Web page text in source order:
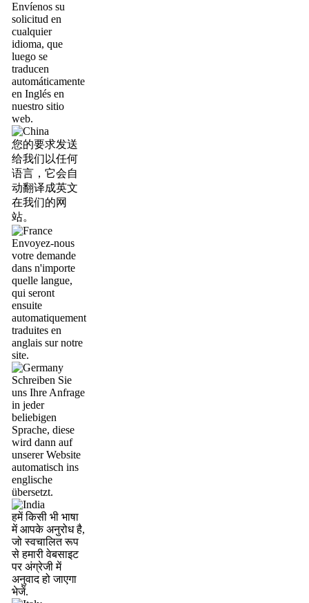
Envíenos su
solicitud en
cualquier
idioma, que
luego se
traducen
automáticamente
en Inglés en
nuestro sitio
web.
您的要求发送
给我们以任何
语言，它会自
动翻译成英文
在我们的网
站。
Envoyez-nous
votre demande
dans n'importe
quelle langue,
qui seront
ensuite
automatiquement
traduites en
anglais sur notre
site.
Schreiben Sie
uns Ihre Anfrage
in jeder
beliebigen
Sprache, diese
wird dann auf
unserer Website
automatisch ins
englische
übersetzt.
हमें किसी भी भाषा
में आपके अनुरोध है,
जो स्वचालित रूप
से हमारी वेबसाइट
पर अंग्रेजी में
अनुवाद हो जाएगा
भेजें.